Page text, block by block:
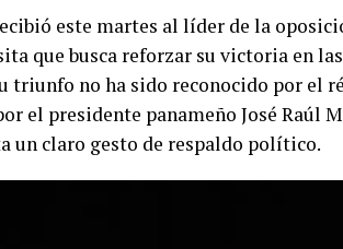
este martes al líder de la
que busca reforzar su victoria en
triunfo no ha sido reconocido por el
el presidente panameño José Raúl
un claro gesto de respaldo político.